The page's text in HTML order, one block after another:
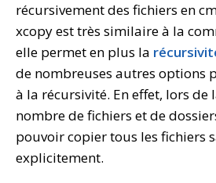
récursivement des fichiers en
xcopy est très similaire à la
elle permet en plus la
de nombreuses autres options
à la récursivité. En effet, lors de
nombre de fichiers et de
pouvoir copier tous les fichiers
explicitement.